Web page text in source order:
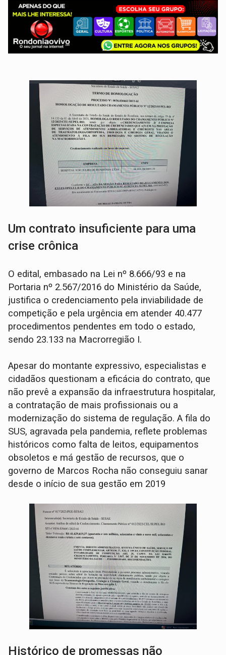
Um contrato insuficiente para uma
crise crônica
O edital, embasado na Lei nº 8.666/93 e na
Portaria nº 2.567/2016 do Ministério da Saúde,
justifica o credenciamento pela inviabilidade de
competição e pela urgência em atender 40.477
procedimentos pendentes em todo o estado,
sendo 23.133 na Macrorregião I.
Apesar do montante expressivo, especialistas e
cidadãos questionam a eficácia do contrato, que
não prevê a expansão da infraestrutura hospitalar,
a contratação de mais profissionais ou a
modernização do sistema de regulação. A fila do
SUS, agravada pela pandemia, reflete problemas
históricos como falta de leitos, equipamentos
obsoletos e má gestão de recursos, que o
governo de Marcos Rocha não conseguiu sanar
desde o início de sua gestão em 2019
Histórico de promessas não